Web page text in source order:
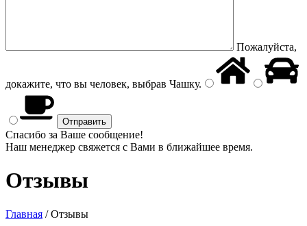
Пожалуйста,
докажите, что вы человек, выбрав Чашку.
Спасибо за Ваше сообщение!
Наш менеджер свяжется с Вами в ближайшее время.
Отзывы
Главная /Отзывы